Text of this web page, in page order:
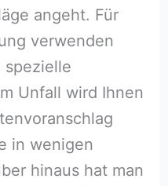
angeht. Für
verwenden
spezielle
Unfall wird Ihnen
in wenigen
hinaus hat man